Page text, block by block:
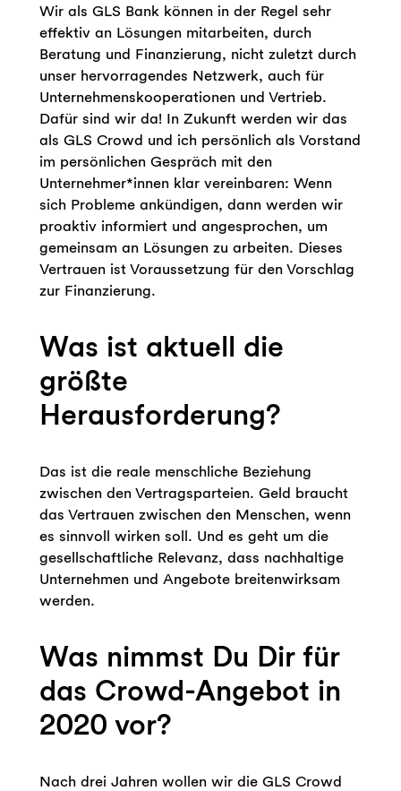
Wir als GLS Bank können in der Regel sehr
effektiv an Lösungen mitarbeiten, durch
Beratung und Finanzierung, nicht zuletzt durch
unser hervorragendes Netzwerk, auch für
Unternehmenskooperationen und Vertrieb.
Dafür sind wir da! In Zukunft werden wir das
als GLS Crowd und ich persönlich als Vorstand
im persönlichen Gespräch mit den
Unternehmer*innen klar vereinbaren: Wenn
sich Probleme ankündigen, dann werden wir
proaktiv informiert und angesprochen, um
gemeinsam an Lösungen zu arbeiten. Dieses
Vertrauen ist Voraussetzung für den Vorschlag
zur Finanzierung.
Was ist aktuell die
größte
Herausforderung?
Das ist die reale menschliche Beziehung
zwischen den Vertragsparteien. Geld braucht
das Vertrauen zwischen den Menschen, wenn
es sinnvoll wirken soll. Und es geht um die
gesellschaftliche Relevanz, dass nachhaltige
Unternehmen und Angebote breitenwirksam
werden.
Was nimmst Du Dir für
das Crowd-Angebot in
2020 vor?
Nach drei Jahren wollen wir die GLS Crowd